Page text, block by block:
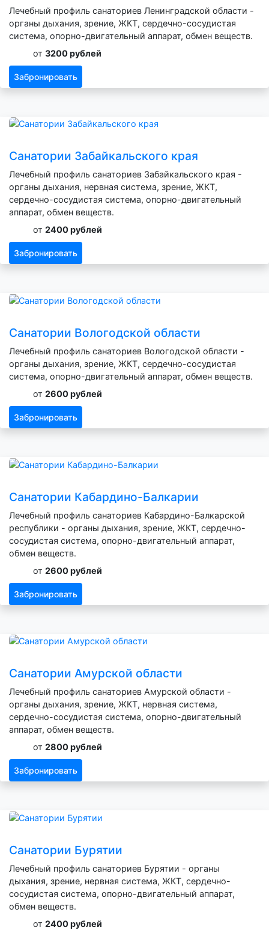
Лечебный профиль санаториев Ленинградской области -
органы дыхания, зрение, ЖКТ, сердечно-сосудистая
система, опорно-двигательный аппарат, обмен веществ.
от 3200 рублей
Забронировать
Санатории Забайкальского края
Лечебный профиль санаториев Забайкальского края -
органы дыхания, нервная система, зрение, ЖКТ,
сердечно-сосудистая система, опорно-двигательный
аппарат, обмен веществ.
от 2400 рублей
Забронировать
Санатории Вологодской области
Лечебный профиль санаториев Вологодской области -
органы дыхания, зрение, ЖКТ, сердечно-сосудистая
система, опорно-двигательный аппарат, обмен веществ.
от 2600 рублей
Забронировать
Санатории Кабардино-Балкарии
Лечебный профиль санаториев Кабардино-Балкарской
республики - органы дыхания, зрение, ЖКТ, сердечно-
сосудистая система, опорно-двигательный аппарат,
обмен веществ.
от 2600 рублей
Забронировать
Санатории Амурской области
Лечебный профиль санаториев Амурской области -
органы дыхания, зрение, ЖКТ, нервная система,
сердечно-сосудистая система, опорно-двигательный
аппарат, обмен веществ.
от 2800 рублей
Забронировать
Санатории Бурятии
Лечебный профиль санаториев Бурятии - органы
дыхания, зрение, нервная система, ЖКТ, сердечно-
сосудистая система, опорно-двигательный аппарат,
обмен веществ.
от 2400 рублей